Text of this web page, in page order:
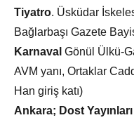
Tiyatro. Üsküdar
Bağlarbaşı Gazete
Karnaval Gönül Ülkü-
AVM yanı, Ortaklar
Han giriş katı)
Ankara; Dost